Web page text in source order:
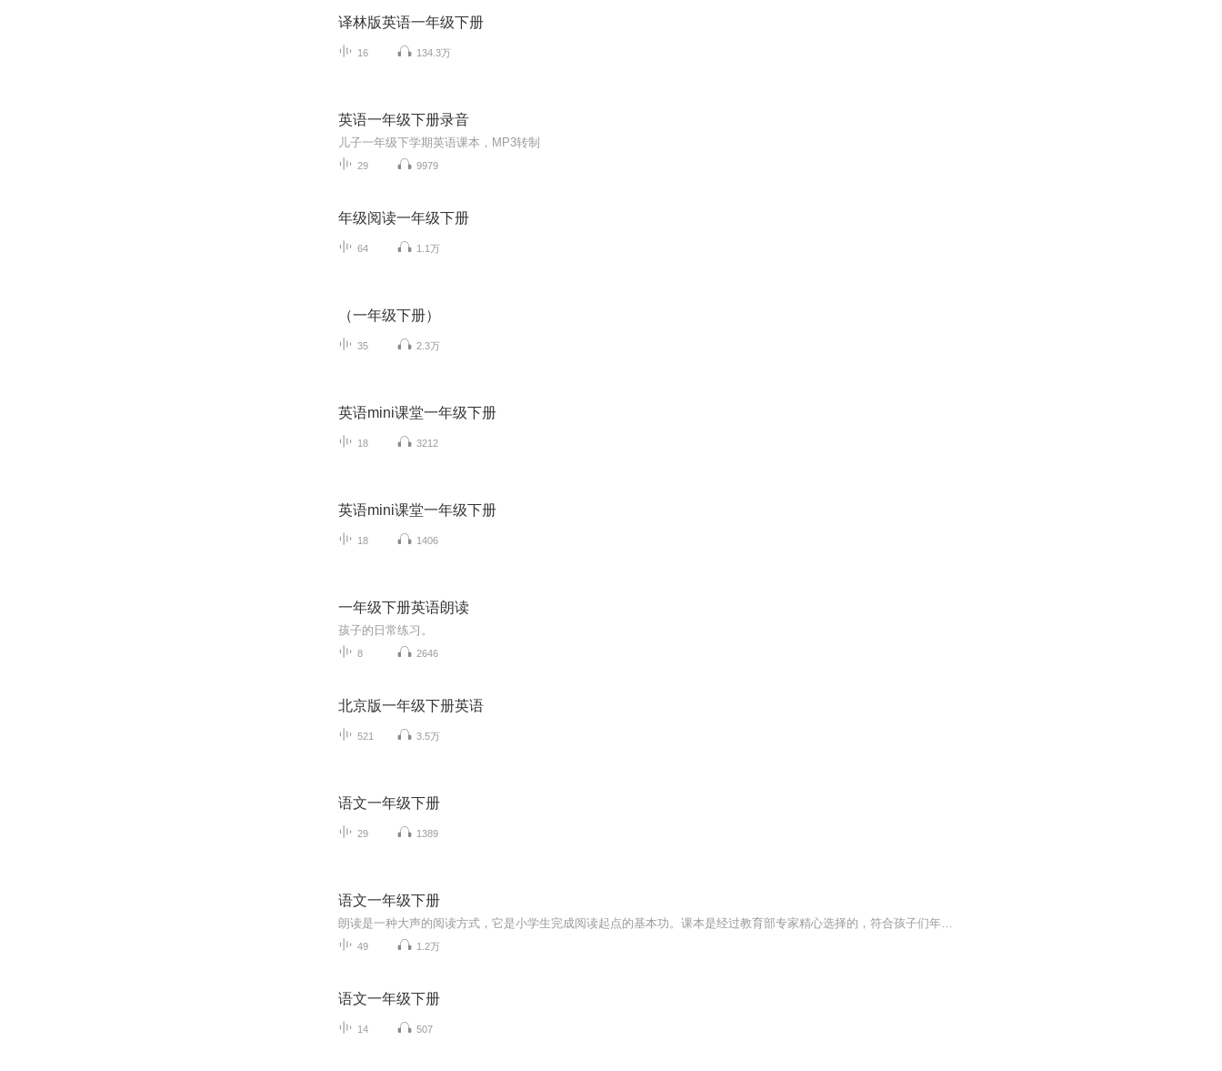
译林版英语一年级下册
16 134.3万
英语一年级下册录音
儿子一年级下学期英语课本，MP3转制
29 9979
年级阅读一年级下册
64 1.1万
（一年级下册）
35 2.3万
英语mini课堂一年级下册
18 3212
英语mini课堂一年级下册
18 1406
一年级下册英语朗读
孩子的日常练习。
8 2646
北京版一年级下册英语
521 3.5万
语文一年级下册
29 1389
语文一年级下册
朗读是一种大声的阅读方式，它是小学生完成阅读起点的基本功。课本是经过教育部专家精心选择的，符合孩子们年龄段的经典字词句段篇，值得反复大声朗读积累。孩子们，让我们大声朗读起来吧！
49 1.2万
语文一年级下册
14 507